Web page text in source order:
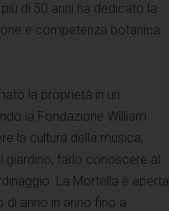
di 50 anni ha dedicato la
e competenza botanica
la proprietà in un
la Fondazione William
la cultura della musica,
giardino, farlo conoscere al
La Mortella è aperta
di anno in anno fino a